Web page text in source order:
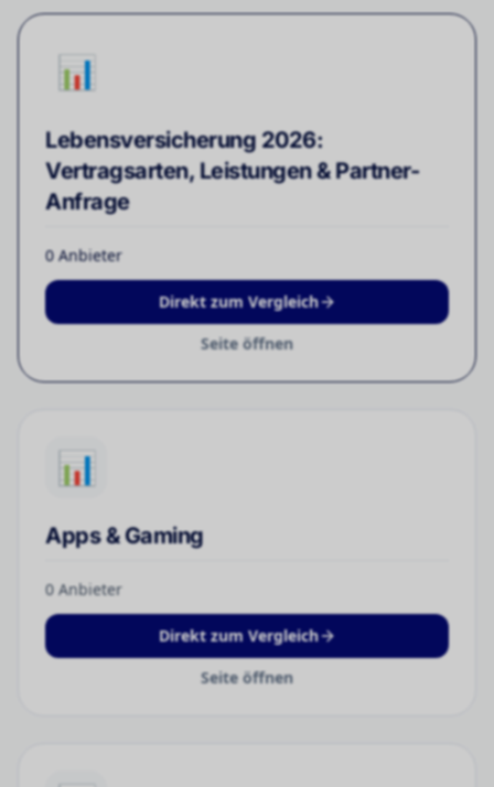
📊
Lebensversicherung 2026:
Vertragsarten, Leistungen & Partner-
Anfrage
0Anbieter
Direkt zum Vergleich
Seite öffnen
📊
Apps & Gaming
0 Anbieter
Direkt zum Vergleich
Seite öffnen